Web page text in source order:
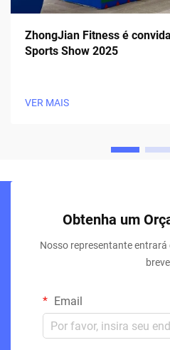
ZhongJian Fitness é
Sports Show 2025
VER MAIS
Obtenha um
Nosso representante
Email